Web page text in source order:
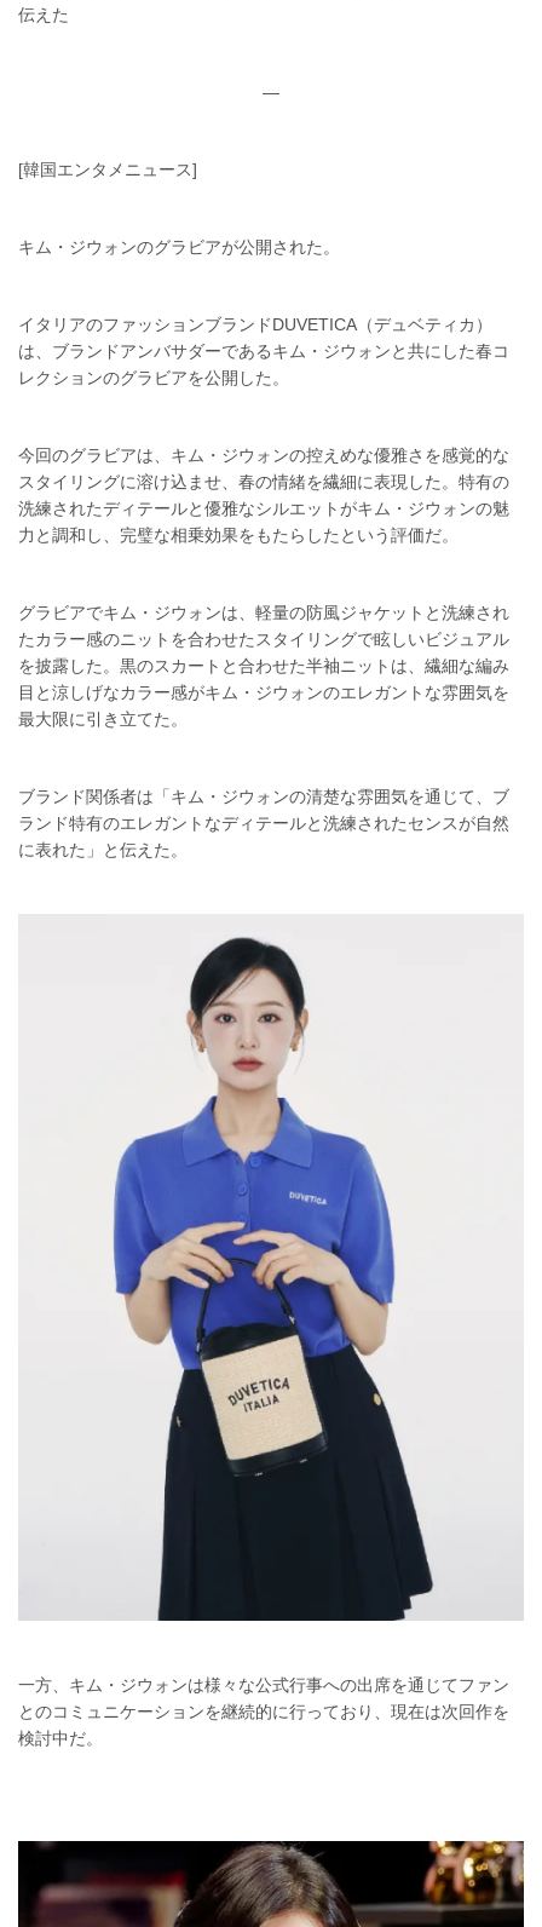
伝えた
—
[韓国エンタメニュース]
キム・ジウォンのグラビアが公開された。
イタリアのファッションブランドDUVETICA（デュベティカ）
は、ブランドアンバサダーであるキム・ジウォンと共にした春コ
レクションのグラビアを公開した。
今回のグラビアは、キム・ジウォンの控えめな優雅さを感覚的な
スタイリングに溶け込ませ、春の情緒を繊細に表現した。特有の
洗練されたディテールと優雅なシルエットがキム・ジウォンの魅
力と調和し、完璧な相乗効果をもたらしたという評価だ。
グラビアでキム・ジウォンは、軽量の防風ジャケットと洗練され
たカラー感のニットを合わせたスタイリングで眩しいビジュアル
を披露した。黒のスカートと合わせた半袖ニットは、繊細な編み
目と涼しげなカラー感がキム・ジウォンのエレガントな雰囲気を
最大限に引き立てた。
ブランド関係者は「キム・ジウォンの清楚な雰囲気を通じて、ブ
ランド特有のエレガントなディテールと洗練されたセンスが自然
に表れた」と伝えた。
一方、キム・ジウォンは様々な公式行事への出席を通じてファン
とのコミュニケーションを継続的に行っており、現在は次回作を
検討中だ。